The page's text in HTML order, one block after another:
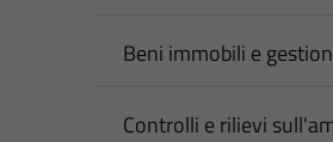
Beni immobili e
Controlli e rilievi